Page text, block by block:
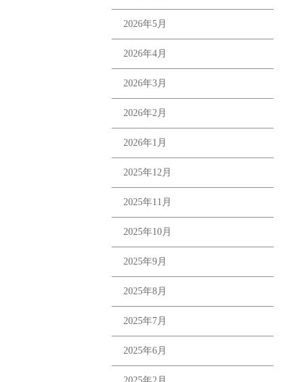
2026年5月
2026年4月
2026年3月
2026年2月
2026年1月
2025年12月
2025年11月
2025年10月
2025年9月
2025年8月
2025年7月
2025年6月